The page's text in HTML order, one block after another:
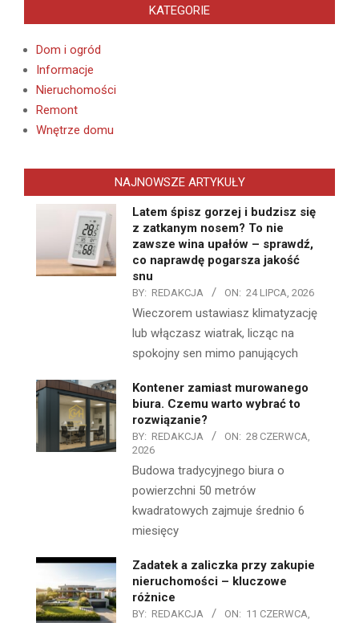
KATEGORIE
Dom i ogród
Informacje
Nieruchomości
Remont
Wnętrze domu
NAJNOWSZE ARTYKUŁY
Latem śpisz gorzej i budzisz się
z zatkanym nosem? To nie
zawsze wina upałów – sprawdź,
co naprawdę pogarsza jakość
snu
BY: REDAKCJA ON: 24 LIPCA, 2026
Wieczorem ustawiasz klimatyzację
lub włączasz wiatrak, licząc na
spokojny sen mimo panujących
Kontener zamiast murowanego
biura. Czemu warto wybrać to
rozwiązanie?
BY: REDAKCJA ON: 28 CZERWCA,
2026
Budowa tradycyjnego biura o
powierzchni 50 metrów
kwadratowych zajmuje średnio 6
miesięcy
Zadatek a zaliczka przy zakupie
nieruchomości – kluczowe
różnice
BY: REDAKCJA ON: 11 CZERWCA,